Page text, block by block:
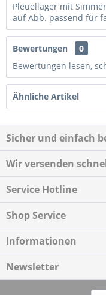
Pleuellager mit
auf Abb. passend für
Bewertungen
0
Bewertungen lesen,
Ähnliche Artikel
Sicher und einfach
Wir versenden
Service Hotline
Shop Service
Informationen
Newsletter